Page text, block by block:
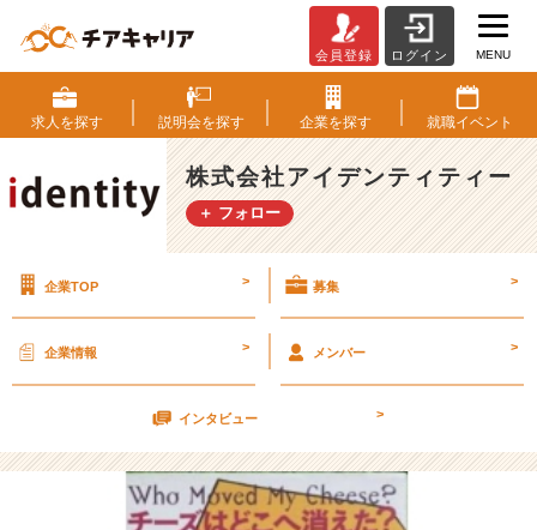
ー
ズ
は
ど
こ
へ
②
会
社
イ
デ
ン
会員登録 ログイン MENU
求人を探す 説明会を探す 企業を探す 就職イベント
株式会社アイデンティティー
＋ フォロー
企業TOP > 募集 >
企業情報 > メンバー >
インタビュー >